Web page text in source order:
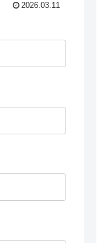
2026.03.11